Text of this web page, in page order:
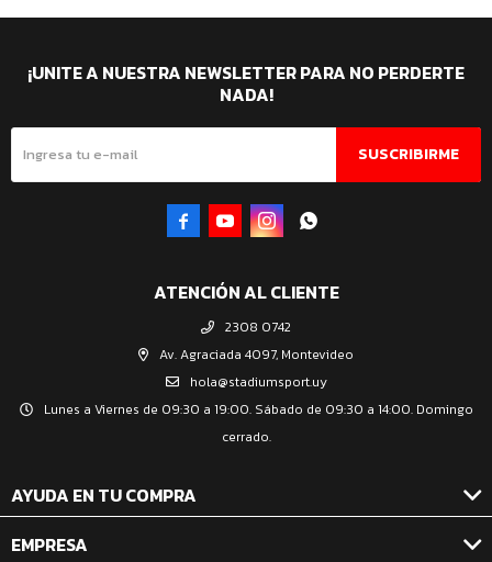
ATENCIÓN AL CLIENTE
2308 0742
Av. Agraciada 4097, Montevideo
hola@stadiumsport.uy
Lunes a Viernes de 09:30 a 19:00. Sábado de 09:30 a 14:00. Domingo
cerrado.
AYUDA EN TU COMPRA
EMPRESA
¡UNITE A NUESTRA NEWSLETTER PARA NO PERDERTE
NADA!
SUSCRIBIRME
   